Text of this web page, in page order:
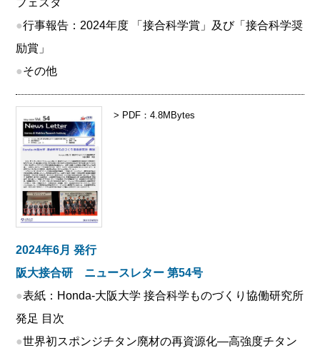
●行事報告：2024年度 「接合科学賞」及び「接合科学奨
励賞」
●その他
> PDF：4.8MBytes
2024年6月 発行
阪大接合研 ニュースレター 第54号
●表紙：Honda-大阪大学 接合科学ものづくり協働研究所
発足 目次
●世界初スポンジチタン廃材の再資源化―高強度チタン